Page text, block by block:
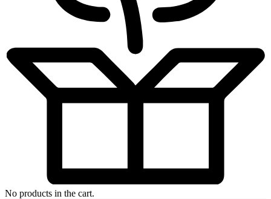
No products in the cart.